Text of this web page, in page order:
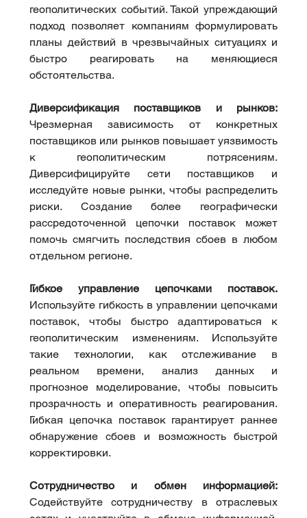
геополитических событий. Такой упреждающий
подход позволяет компаниям формулировать
планы действий в чрезвычайных ситуациях и
быстро реагировать на меняющиеся
обстоятельства.
Диверсификация поставщиков и рынков:
Чрезмерная зависимость от конкретных
поставщиков или рынков повышает уязвимость
к геополитическим потрясениям.
Диверсифицируйте сети поставщиков и
исследуйте новые рынки, чтобы распределить
риски. Создание более географически
рассредоточенной цепочки поставок может
помочь смягчить последствия сбоев в любом
отдельном регионе.
Гибкое управление цепочками поставок.
Используйте гибкость в управлении цепочками
поставок, чтобы быстро адаптироваться к
геополитическим изменениям. Используйте
такие технологии, как отслеживание в
реальном времени, анализ данных и
прогнозное моделирование, чтобы повысить
прозрачность и оперативность реагирования.
Гибкая цепочка поставок гарантирует раннее
обнаружение сбоев и возможность быстрой
корректировки.
Сотрудничество и обмен информацией:
Содействуйте сотрудничеству в отраслевых